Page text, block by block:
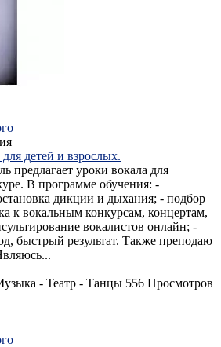
детей и взрослых.
предлагает уроки вокала для
В программе обучения: -
дикции и дыхания; - подбор
к вокальным конкурсам, концертам,
вокалистов онлайн; -
быстрый результат. Также преподаю
- Театр - Танцы 556 Просмотров